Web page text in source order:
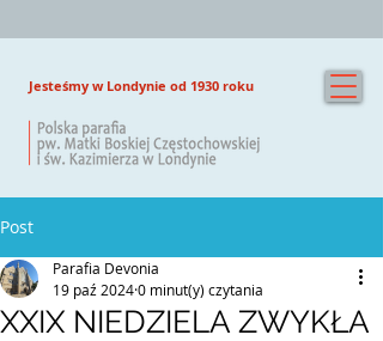
Jesteśmy w Londynie od 1930 roku
Post
XXIX NIEDZIELA ZWYKŁA
Parafia Devonia
19 paź 20240 minut(y) czytania